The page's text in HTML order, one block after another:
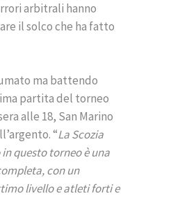
arbitrali hanno
il solco che ha fatto
ma battendo
partita del torneo
alle 18, San Marino
“La Scozia
questo torneo è una
con un
livello e atleti forti e